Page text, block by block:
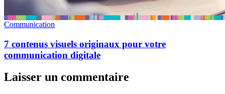
Communication
7 contenus visuels originaux pour votre
communication digitale
Laisser un commentaire